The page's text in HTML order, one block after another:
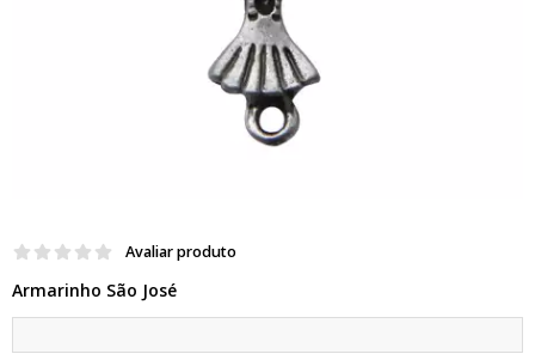
Avaliar produto
Armarinho São José